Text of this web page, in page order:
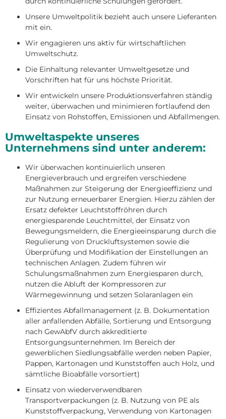
Unsere Umweltpolitik bezieht auch unsere Lieferanten
mit ein.
Wir engagieren uns aktiv für wirtschaftlichen
Umweltschutz.
Die Einhaltung relevanter Umweltgesetze und
Vorschriften hat für uns höchste Priorität.
Wir entwickeln unsere Produktionsverfahren ständig
weiter, überwachen und minimieren fortlaufend den
Einsatz von Rohstoffen, Emissionen und Abfallmengen.
Umweltaspekte unseres
Unternehmens sind unter anderem:
Wir überwachen kontinuierlich unseren
Energieverbrauch und ergreifen verschiedene
Maßnahmen zur Steigerung der Energieeffizienz und
zur Nutzung erneuerbarer Energien. Hierzu zählen der
Ersatz defekter Leuchtstoffröhren durch
energiesparende Leuchtmittel, der Einsatz von
Bewegungsmeldern, die Energieeinsparung durch die
Regulierung von Druckluftsystemen sowie die
Überprüfung und Modifikation der Einstellungen an
technischen Anlagen. Zudem führen wir
Schulungsmaßnahmen zum Energiesparen durch,
nutzen die Abluft der Kompressoren zur
Wärmegewinnung und setzen Solaranlagen ein
Effizientes Abfallmanagement (z. B. Dokumentation
aller anfallenden Abfälle, Sortierung und Entsorgung
nach GewAbfV durch akkreditierte
Entsorgungsunternehmen. Im Bereich der
gewerblichen Siedlungsabfälle werden neben Papier,
Pappen, Kartonagen und Kunststoffen auch Holz, und
sämtliche Bioabfälle vorsortiert)
Einsatz von wiederverwendbaren
Transportverpackungen (z. B. Nutzung von PE als
Kunststoffverpackung, Verwendung von Kartonagen